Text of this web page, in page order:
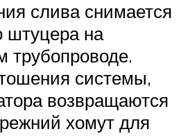
слива снимается
штуцера на
трубопроводе.
системы,
возвращаются
хомут для